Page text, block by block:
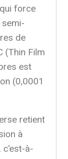
force
semi-
de
(Thin Film
est
(0,0001
retient
à
à-